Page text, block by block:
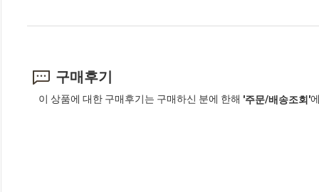
구매후기
이 상품에 대한 구매후기는 구매하신 분에 한해 '주문/배송조회'